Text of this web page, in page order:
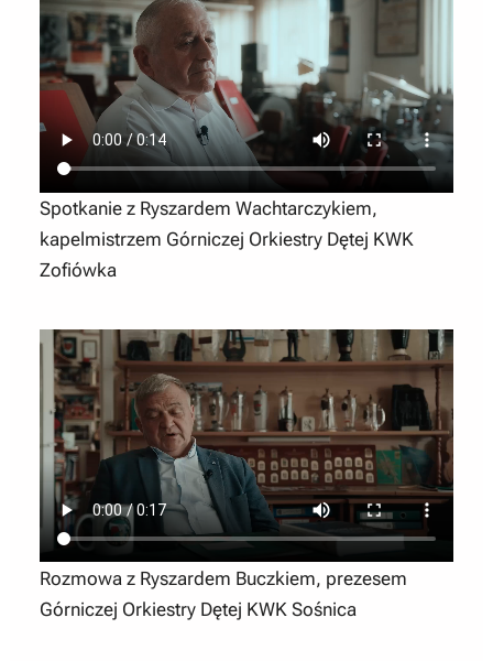
Spotkanie z Ryszardem Wachtarczykiem,
kapelmistrzem Górniczej Orkiestry Dętej KWK
Zofiówka
Rozmowa z Ryszardem Buczkiem, prezesem
Górniczej Orkiestry Dętej KWK Sośnica